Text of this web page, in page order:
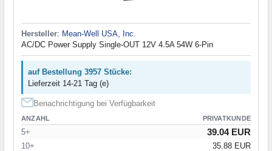
Hersteller: Mean-Well USA, Inc.
AC/DC Power Supply Single-OUT 12V 4.5A 54W 6-Pin
auf Bestellung 3957 Stücke:
Lieferzeit 14-21 Tag (e)
Benachrichtigung bei Verfügbarkeit
ANZAHL PRIVATKUNDE
5+ 39.04 EUR
10+
35.88 EUR